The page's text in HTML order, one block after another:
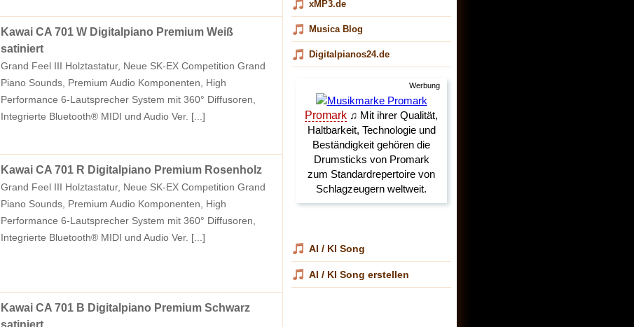
Kawai CA 701 W Digitalpiano Premium Weiß
satiniert
Grand Feel III Holztastatur, Neue SK-EX Competition Grand
Piano Sounds, Premium Audio Komponenten, High
Performance 6-Lautsprecher System mit 360° Diffusoren,
Integrierte Bluetooth® MIDI und Audio Ver. [...]
Kawai CA 701 R Digitalpiano Premium Rosenholz
Grand Feel III Holztastatur, Neue SK-EX Competition Grand
Piano Sounds, Premium Audio Komponenten, High
Performance 6-Lautsprecher System mit 360° Diffusoren,
Integrierte Bluetooth® MIDI und Audio Ver. [...]
Kawai CA 701 B Digitalpiano Premium Schwarz
satiniert
xMP3.de
Musica Blog
Digitalpianos24.de
AI / KI Song
AI / KI Song erstellen